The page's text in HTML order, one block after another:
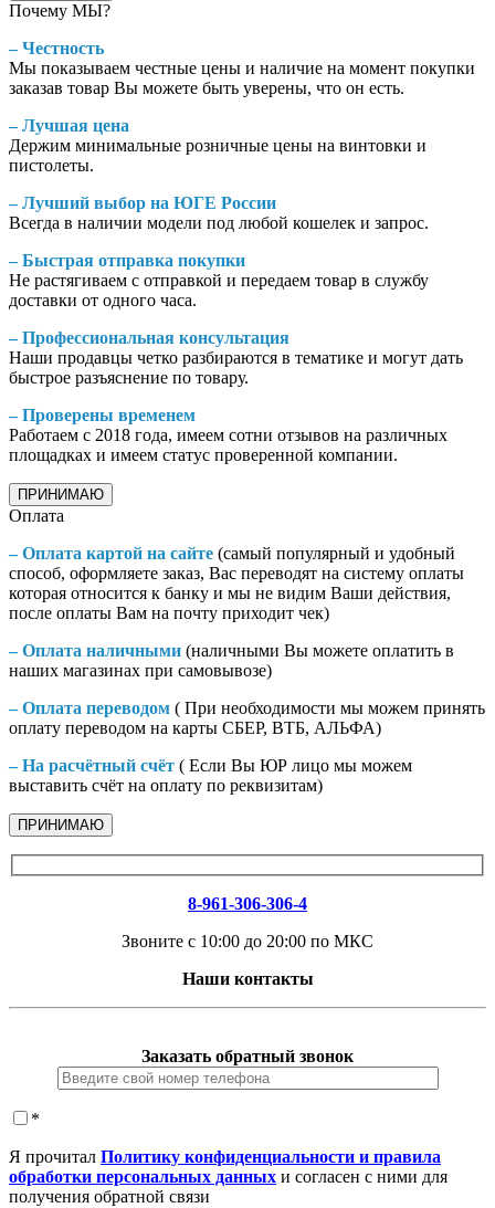
Почему МЫ?
– Честность
Мы показываем честные цены и наличие на момент покупки
заказав товар Вы можете быть уверены, что он есть.
– Лучшая цена
Держим минимальные розничные цены на винтовки и
пистолеты.
– Лучший выбор на ЮГЕ России
Всегда в наличии модели под любой кошелек и запрос.
– Быстрая отправка покупки
Не растягиваем с отправкой и передаем товар в службу
доставки от одного часа.
– Профессиональная консультация
Наши продавцы четко разбираются в тематике и могут дать
быстрое разъяснение по товару.
– Проверены временем
Работаем с 2018 года, имеем сотни отзывов на различных
площадках и имеем статус проверенной компании.
ПРИНИМАЮ
Оплата
– Оплата картой на сайте (самый популярный и удобный
способ, оформляете заказ, Вас переводят на систему оплаты
которая относится к банку и мы не видим Ваши действия,
после оплаты Вам на почту приходит чек)
– Оплата наличными (наличными Вы можете оплатить в
наших магазинах при самовывозе)
– Оплата переводом ( При необходимости мы можем принять
оплату переводом на карты СБЕР, ВТБ, АЛЬФА)
– На расчётный счёт ( Если Вы ЮР лицо мы можем
выставить счёт на оплату по реквизитам)
ПРИНИМАЮ
8-961-306-306-4
Звоните с 10:00 до 20:00 по МКС
Наши контакты
Заказать обратный звонок
*
Я прочитал Политику конфиденциальности и правила
обработки персональных данных и согласен с ними для
получения обратной связи